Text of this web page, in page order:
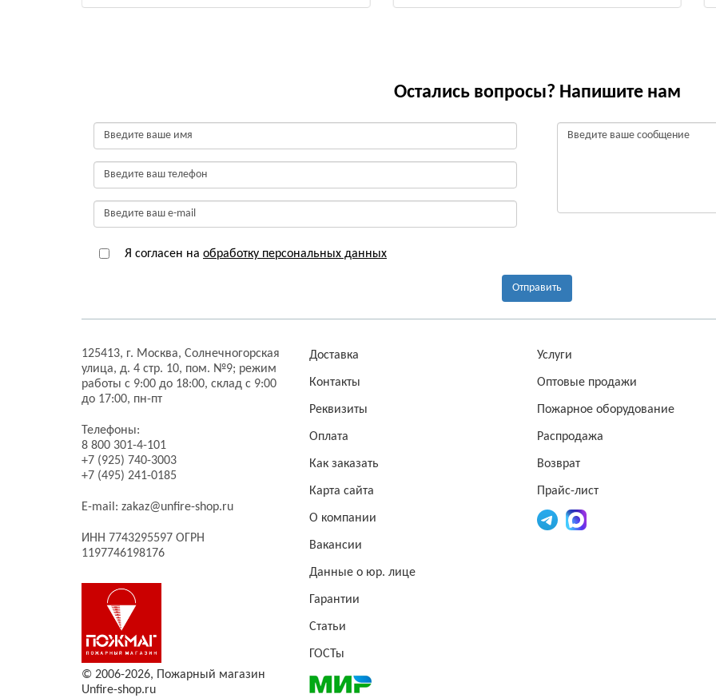
Остались вопросы? Напишите нам
Я согласен на обработку персональных данных
Отправить
125413, г. Москва, Солнечногорская
улица, д. 4 стр. 10, пом. №9; режим
работы с 9:00 до 18:00, склад с 9:00
до 17:00, пн-пт
Телефоны:
8 800 301-4-101
+7 (925) 740-3003
+7 (495) 241-0185
E-mail: zakaz@unfire-shop.ru
ИНН 7743295597 ОГРН
1197746198176
© 2006-2026,
Пожарный магазин
Unfire-shop.ru
Доставка
Контакты
Реквизиты
Оплата
Как заказать
Карта сайта
О компании
Вакансии
Данные о юр. лице
Гарантии
Статьи
ГОСТы
Услуги
Оптовые продажи
Пожарное оборудование
Распродажа
Возврат
Прайс-лист